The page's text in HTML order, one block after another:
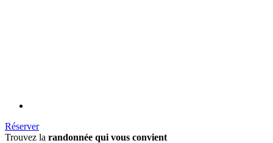
Réserver
Trouvez la randonnée qui vous convient